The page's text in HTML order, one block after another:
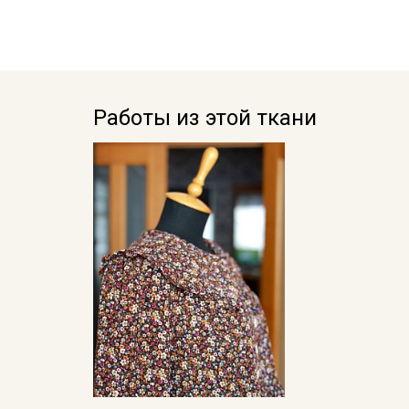
Работы из этой ткани